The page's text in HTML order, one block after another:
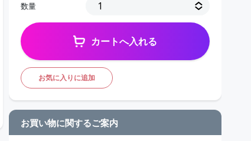
数量
カートへ入れる
お気に入りに追加
お買い物に関するご案内